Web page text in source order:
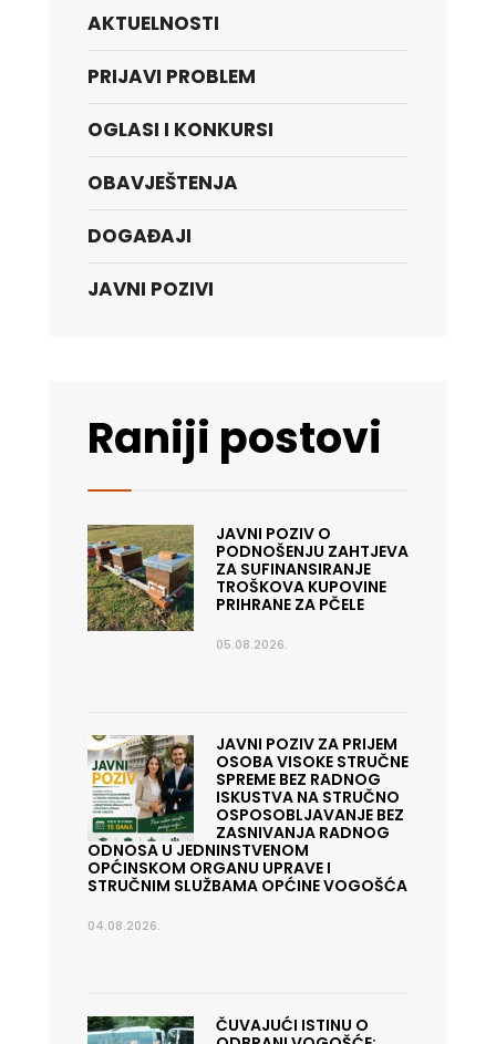
AKTUELNOSTI
PRIJAVI PROBLEM
OGLASI I KONKURSI
OBAVJEŠTENJA
DOGAĐAJI
JAVNI POZIVI
Raniji postovi
JAVNI POZIV O
PODNOŠENJU ZAHTJEVA
ZA SUFINANSIRANJE
TROŠKOVA KUPOVINE
PRIHRANE ZA PČELE
05.08.2026.
JAVNI POZIV ZA PRIJEM
OSOBA VISOKE STRUČNE
SPREME BEZ RADNOG
ISKUSTVA NA STRUČNO
OSPOSOBLJAVANJE BEZ
ZASNIVANJA RADNOG
ODNOSA U JEDNINSTVENOM
OPĆINSKOM ORGANU UPRAVE I
STRUČNIM SLUŽBAMA OPĆINE VOGOŠĆA
04.08.2026.
ČUVAJUĆI ISTINU O